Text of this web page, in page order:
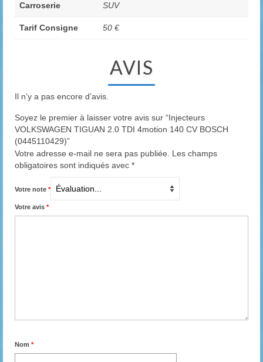
Carroserie SUV
Tarif Consigne 50 €
AVIS
Il n’y a pas encore d’avis.
Soyez le premier à laisser votre avis sur “Injecteurs
VOLKSWAGEN TIGUAN 2.0 TDI 4motion 140 CV BOSCH
(0445110429)”
Votre adresse e-mail ne sera pas publiée.
Les champs
obligatoires sont indiqués avec *
Votre note *
Votre avis *
Nom *